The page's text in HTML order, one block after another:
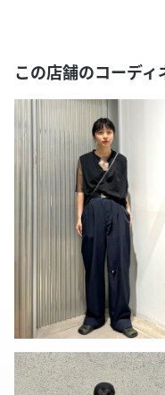
この店舗のコーディ